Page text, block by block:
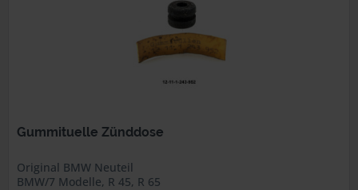
Gummituelle Zünddose
Original BMW Neuteil
BMW/7 Modelle, R 45, R 65